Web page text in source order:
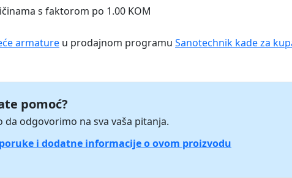
s faktorom po 1.00 KOM
armature u prodajnom programu Sanotechnik kade za
pomoć?
odgovorimo na sva vaša pitanja.
i dodatne informacije o ovom proizvodu